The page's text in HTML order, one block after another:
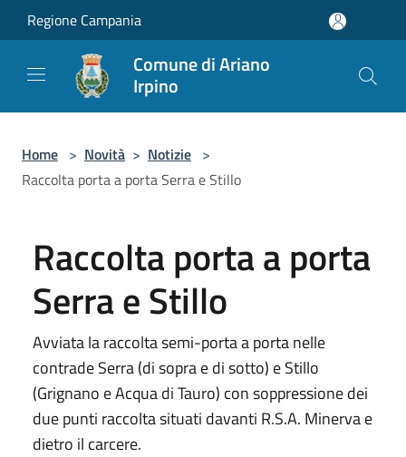
Salta al contenuto principale
Regione Campania
Comune di Ariano
Irpino
Home > Novità > Notizie >
Raccolta porta a porta Serra e Stillo
Raccolta porta a porta
Serra e Stillo
Avviata la raccolta semi-porta a porta nelle
contrade Serra (di sopra e di sotto) e Stillo
(Grignano e Acqua di Tauro) con soppressione dei
due punti raccolta situati davanti R.S.A. Minerva e
dietro il carcere.